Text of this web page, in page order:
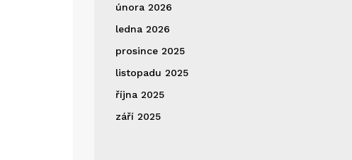
února 2026
ledna 2026
prosince 2025
listopadu 2025
října 2025
září 2025